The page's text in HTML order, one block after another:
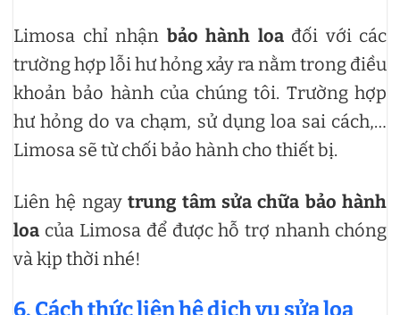
Limosa chỉ nhận bảo hành loa đối với các
trường hợp lỗi hư hỏng xảy ra nằm trong điều
khoản bảo hành của chúng tôi. Trường hợp
hư hỏng do va chạm, sử dụng loa sai cách,…
Limosa sẽ từ chối bảo hành cho thiết bị.
Liên hệ ngaytrung tâm sửa chữa bảo hành
loa của Limosa để được hỗ trợ nhanh chóng
và kịp thời nhé!
6. Cách thức liên hệ dịch vụ sửa loa